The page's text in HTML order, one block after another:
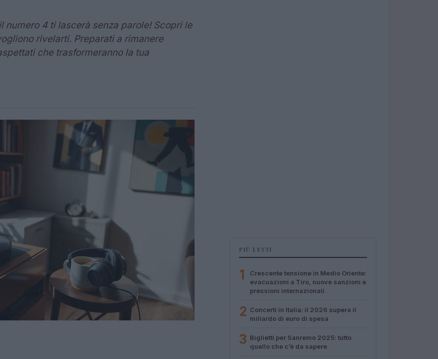
4 ti lascerà senza parole! Scopri le
rivelarti. Preparati a rimanere
che trasformeranno la tua
PIÙ LETTI
1
Crescente tensione in Medio Oriente:
evacuazioni a Tiro, nuove sanzioni e
pressioni internazionali
2 Concerti in Italia: il 2026 supera il
miliardo di euro di spesa
3 Biglietti per Sanremo 2025: tutto
quello che c’è da sapere